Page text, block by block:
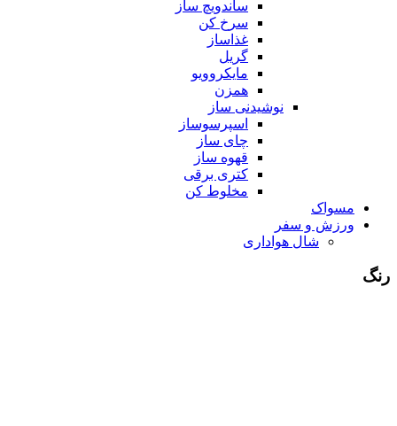
ساندویچ ساز
سرخ کن
غذاساز
گریل
مایکروویو
همزن
نوشیدنی ساز
اسپرسوساز
چای ساز
قهوه ساز
کتری برقی
مخلوط کن
مسواک
ورزش و سفر
شال هواداری
رنگ